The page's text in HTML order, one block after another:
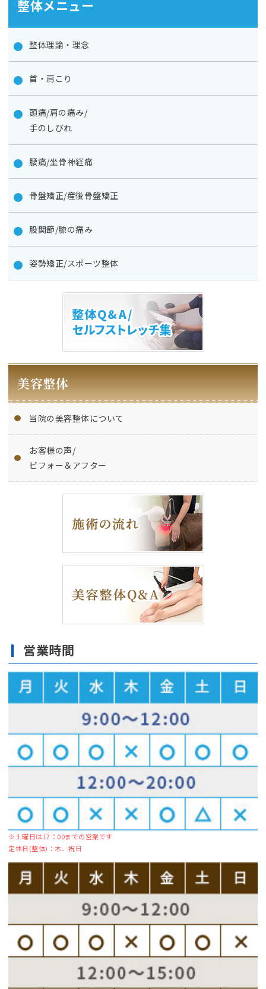
整体メニュー
整体理論・理念
首・肩こり
頭痛/肩の痛み/
手のしびれ
腰痛/坐骨神経痛
骨盤矯正/産後骨盤矯正
股関節/膝の痛み
姿勢矯正/スポーツ整体
美容整体
当院の美容整体について
お客様の声/
ビフォー＆アフター
営業時間
※土曜日は17：00までの営業です
定休日(整体)：木、祝日